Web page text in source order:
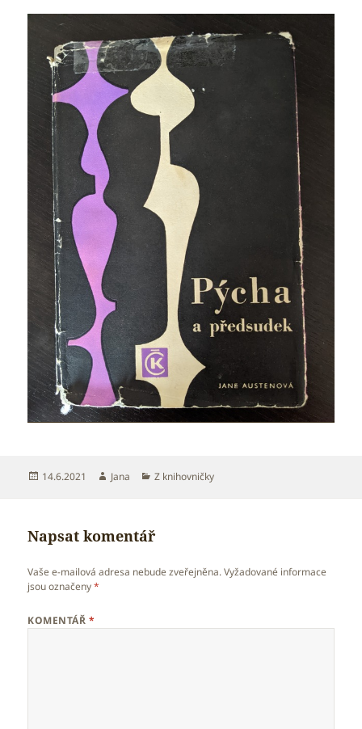
Publikováno:
14.6.2021 Autor:
Jana Rubriky:
Z knihovničky
Napsat komentář
Vaše e-mailová adresa nebude zveřejněna. Vyžadované informace
jsou označeny*
KOMENTÁŘ *